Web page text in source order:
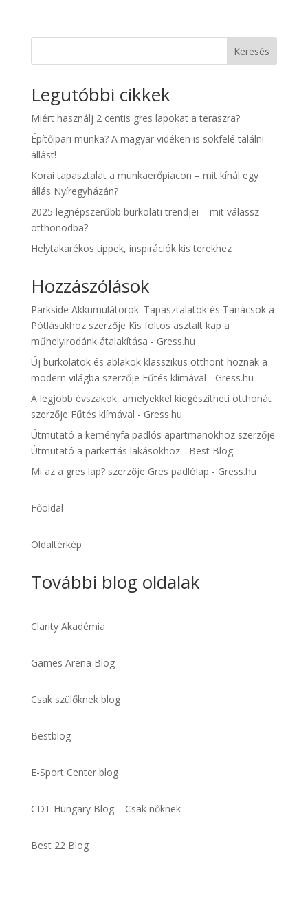
Keresés
Legutóbbi cikkek
Miért használj 2 centis gres lapokat a teraszra?
Építőipari munka? A magyar vidéken is sokfelé találni
állást!
Korai tapasztalat a munkaerőpiacon – mit kínál egy
állás Nyíregyházán?
2025 legnépszerűbb burkolati trendjei – mit válassz
otthonodba?
Helytakarékos tippek, inspirációk kis terekhez
Hozzászólások
Parkside Akkumulátorok: Tapasztalatok és Tanácsok a
Pótlásukhozszerzője Kis foltos asztalt kap a
műhelyirodánk átalakítása - Gress.hu
Új burkolatok és ablakok klasszikus otthont hoznak a
modern világba szerzője Fűtés klímával - Gress.hu
A legjobb évszakok, amelyekkel kiegészítheti otthonát
szerzője Fűtés klímával - Gress.hu
Útmutató a keményfa padlós apartmanokhozszerzője
Útmutató a parkettás lakásokhoz - Best Blog
Mi az a gres lap?szerzője Gres padlólap - Gress.hu
Főoldal
Oldaltérkép
További blog oldalak
Clarity Akadémia
Games Arena Blog
Csak szülőknek blog
Bestblog
E-Sport Center blog
CDT Hungary Blog – Csak nőknek
Best 22 Blog